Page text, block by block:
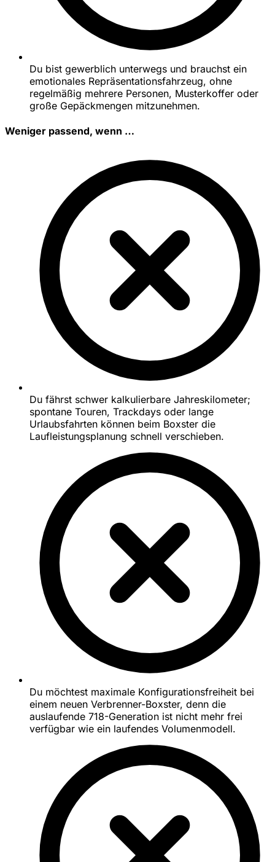
Du bist gewerblich unterwegs und brauchst ein
emotionales Repräsentationsfahrzeug, ohne
regelmäßig mehrere Personen, Musterkoffer oder
große Gepäckmengen mitzunehmen.
Weniger passend, wenn …
Du fährst schwer kalkulierbare Jahreskilometer;
spontane Touren, Trackdays oder lange
Urlaubsfahrten können beim Boxster die
Laufleistungsplanung schnell verschieben.
Du möchtest maximale Konfigurationsfreiheit bei
einem neuen Verbrenner-Boxster, denn die
auslaufende 718-Generation ist nicht mehr frei
verfügbar wie ein laufendes Volumenmodell.